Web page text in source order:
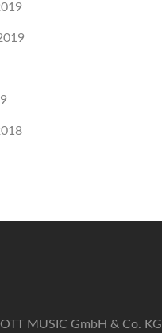
MUSIC GmbH & Co. KG